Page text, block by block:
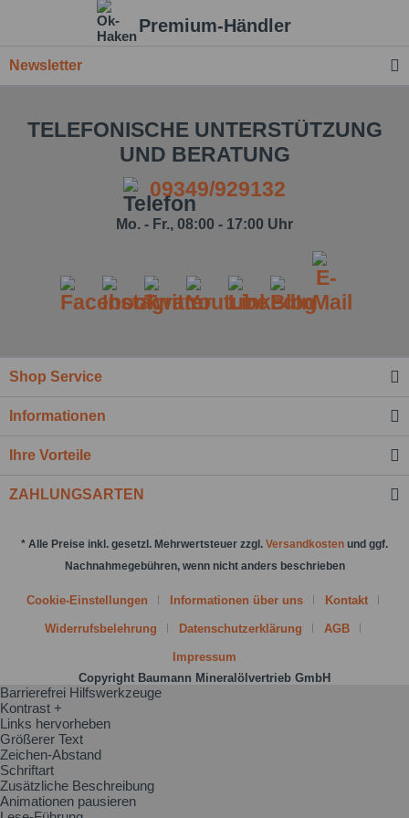
Ich habe dieDatenschutzbestimmungzur
Kenntnis genommen.*
Premium-Händler
Newsletter
TELEFONISCHE UNTERSTÜTZUNG
UND BERATUNG
09349/929132
Mo. - Fr., 08:00 - 17:00 Uhr
Shop Service
Informationen
Ihre Vorteile
ZAHLUNGSARTEN
* Alle Preise inkl. gesetzl. Mehrwertsteuer zzgl. Versandkosten und ggf.
Nachnahmegebühren, wenn nicht anders beschrieben
Cookie-Einstellungen Informationen über uns Kontakt
Widerrufsbelehrung Datenschutzerklärung AGB
Impressum
Copyright Baumann Mineralölvertrieb GmbH
Barrierefrei Hilfswerkzeuge
Kontrast +
Links hervorheben
Größerer Text
Zeichen-Abstand
Schriftart
Zusätzliche Beschreibung
Animationen pausieren